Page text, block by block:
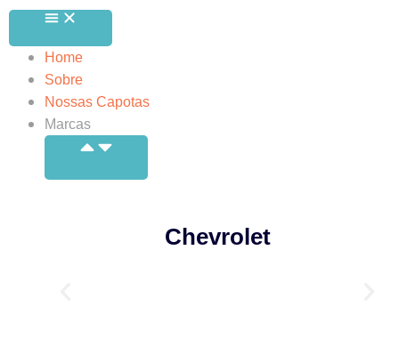
Home
Sobre
Nossas Capotas
Marcas
Chevrolet